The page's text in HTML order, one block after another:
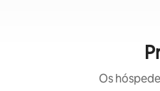
Os